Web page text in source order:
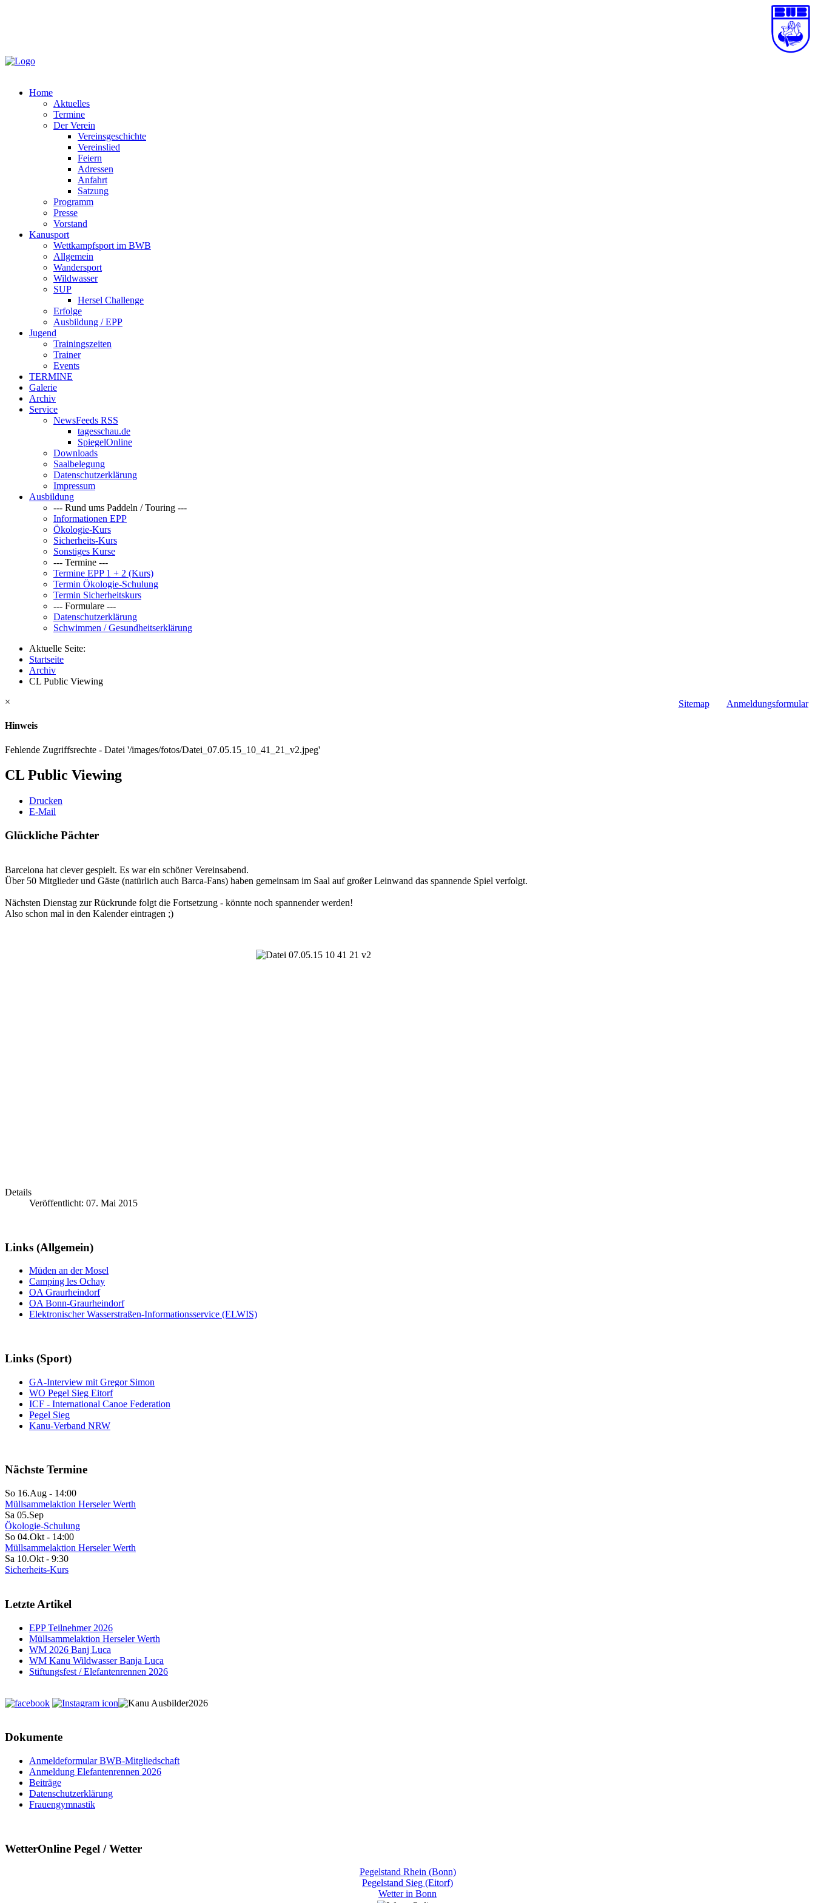
Home
Aktuelles
Termine
Der Verein
Vereinsgeschichte
Vereinslied
Feiern
Adressen
Anfahrt
Satzung
Programm
Presse
Vorstand
Kanusport
Wettkampfsport im BWB
Allgemein
Wandersport
Wildwasser
SUP
Hersel Challenge
Erfolge
Ausbildung / EPP
Jugend
Trainingszeiten
Trainer
Events
TERMINE
Galerie
Archiv
Service
NewsFeeds RSS
tagesschau.de
SpiegelOnline
Downloads
Saalbelegung
Datenschutzerklärung
Impressum
Ausbildung
--- Rund ums Paddeln / Touring ---
Informationen EPP
Ökologie-Kurs
Sicherheits-Kurs
Sonstiges Kurse
--- Termine ---
Termine EPP 1 + 2 (Kurs)
Termin Ökologie-Schulung
Termin Sicherheitskurs
--- Formulare ---
Datenschutzerklärung
Schwimmen / Gesundheitserklärung
Aktuelle Seite:
Startseite
Archiv
CL Public Viewing
Sitemap Anmeldungsformular
×
Hinweis
Fehlende Zugriffsrechte - Datei '/images/fotos/Datei_07.05.15_10_41_21_v2.jpeg'
CL Public Viewing
Drucken
E-Mail
Glückliche Pächter
Barcelona hat clever gespielt. Es war ein schöner Vereinsabend.
Über 50 Mitglieder und Gäste (natürlich auch Barca-Fans) haben gemeinsam im Saal auf großer Leinwand das spannende Spiel verfolgt.
Nächsten Dienstag zur Rückrunde folgt die Fortsetzung - könnte noch spannender werden!
Also schon mal in den Kalender eintragen ;)
Details
Veröffentlicht: 07. Mai 2015
Links (Allgemein)
Müden an der Mosel
Camping les Ochay
OA Graurheindorf
OA Bonn-Graurheindorf
Elektronischer Wasserstraßen-Informationsservice (ELWIS)
Links (Sport)
GA-Interview mit Gregor Simon
WO Pegel Sieg Eitorf
ICF - International Canoe Federation
Pegel Sieg
Kanu-Verband NRW
Nächste Termine
So 16.Aug - 14:00
Müllsammelaktion Herseler Werth
Sa 05.Sep
Ökologie-Schulung
So 04.Okt - 14:00
Müllsammelaktion Herseler Werth
Sa 10.Okt - 9:30
Sicherheits-Kurs
Letzte Artikel
EPP Teilnehmer 2026
Müllsammelaktion Herseler Werth
WM 2026 Banj Luca
WM Kanu Wildwasser Banja Luca
Stiftungsfest / Elefantenrennen 2026
Dokumente
Anmeldeformular BWB-Mitgliedschaft
Anmeldung Elefantenrennen 2026
Beiträge
Datenschutzerklärung
Frauengymnastik
WetterOnline Pegel / Wetter
Pegelstand Rhein (Bonn)
Pegelstand Sieg (Eitorf)
Wetter in Bonn